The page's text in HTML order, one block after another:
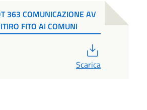
363 COMUNICAZIONE AV
FITO AI COMUNI
Scarica